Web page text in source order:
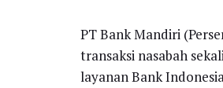
PT Bank Mandiri
transaksi nasabah
layanan Bank